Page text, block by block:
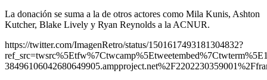
La donación se suma a la de otros actores como Mila Kunis, Ashton
Kutcher, Blake Lively y Ryan Reynolds a la ACNUR.
https://twitter.com/ImagenRetro/status/1501617493181304832?